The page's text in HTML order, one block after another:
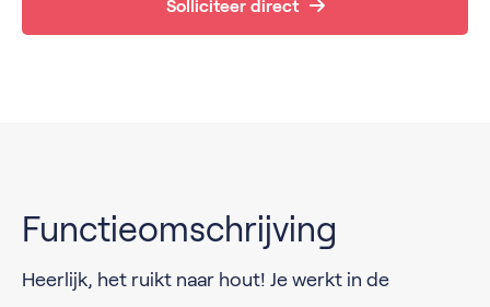
Solliciteer direct
Functieomschrijving
Heerlijk, het ruikt naar hout! Je werkt in de